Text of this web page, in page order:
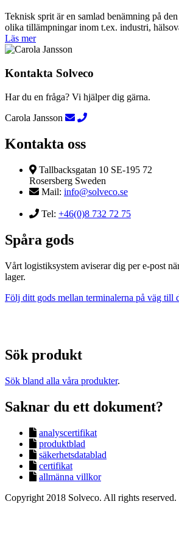
Teknisk sprit är en samlad benämning på
olika tillämpningar inom t.ex. industri,
Läs mer
Kontakta Solveco
Har du en fråga? Vi hjälper dig gärna.
Carola Jansson
Kontakta oss
Tallbacksgatan 10 SE-195 72
Rosersberg Sweden
Mail: info@solveco.se
Tel: +46(0)8 732 72 75
Spåra gods
Vårt logistiksystem aviserar dig per e-post
lager.
Följ ditt gods mellan terminalerna på väg till
Sök produkt
Sök bland alla våra produkter.
Saknar du ett dokument?
analyscertifikat
produktblad
säkerhetsdatablad
certifikat
allmänna villkor
Copyright 2018 Solveco. All rights reserved.